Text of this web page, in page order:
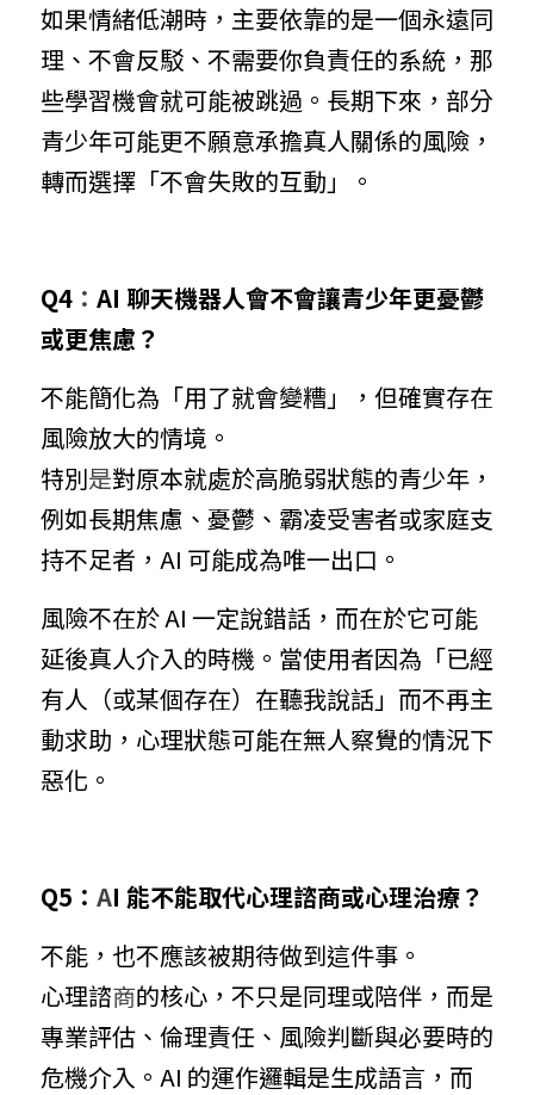
如果情緒低潮時，主要依靠的是一個永遠同
理、不會反駁、不需要你負責任的系統，那
些學習機會就可能被跳過。長期下來，部分
青少年可能更不願意承擔真人關係的風險，
轉而選擇「不會失敗的互動」。
Q4 ： AI 聊天機器人會不會讓青少年更憂鬱
或更焦慮？
不能簡化為「用了就會變糟」，但確實存在
風險放大的情境。
特別是對原本就處於高脆弱狀態的青少年，
例如長期焦慮、憂鬱、霸凌受害者或家庭支
持不足者，AI 可能成為唯一出口。
風險不在於 AI 一定說錯話，而在於它可能
延後真人介入的時機。當使用者因為「已經
有人（或某個存在）在聽我說話」而不再主
動求助，心理狀態可能在無人察覺的情況下
惡化。
Q5： AI 能不能取代心理諮商或心理治療？
不能，也不應該被期待做到這件事。
心理諮商的核心，不只是同理或陪伴，而是
專業評估、倫理責任、風險判斷與必要時的
危機介入。AI 的運作邏輯是生成語言，而